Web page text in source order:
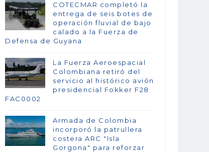
COTECMAR completó la
entrega de seis botes de
operación fluvial de bajo
calado a la Fuerza de
Defensa de Guyana
La Fuerza Aeroespacial
Colombiana retiró del
servicio al histórico avión
presidencial Fokker F28
FAC0002
Armada de Colombia
incorporó la patrullera
costera ARC "Isla
Gorgona" para reforzar